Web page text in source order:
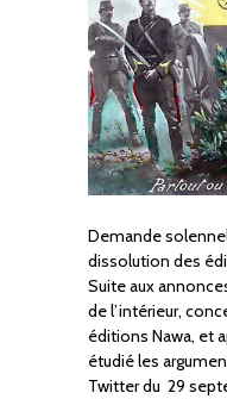
Demande
dissolution des
Suite aux
de l’intérieur,
éditions Nawa, et
étudié les
Twitter du 29